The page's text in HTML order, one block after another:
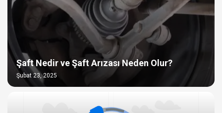
Şaft Nedir ve Şaft Arızası Neden Olur?
Şubat 23, 2025